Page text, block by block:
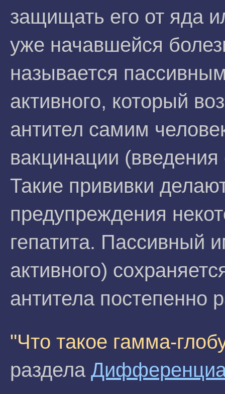
защищать его от яда
уже начавшейся
называется
активного, который
антител самим
вакцинации (введения
Такие прививки
предупреждения
гепатита. Пассивный
активного)
антитела постепенно
"Что такое гамма-
раздела